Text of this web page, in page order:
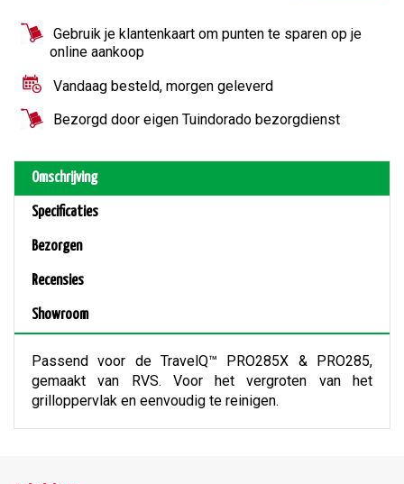
Gebruik je klantenkaart om punten te sparen op je
online aankoop
Vandaag besteld, morgen geleverd
Bezorgd door eigen Tuindorado bezorgdienst
Omschrijving
Specificaties
Bezorgen
Recensies
Showroom
Passend voor de TravelQ™ PRO285X & PRO285,
gemaakt van RVS. Voor het vergroten van het
grilloppervlak en eenvoudig te reinigen.